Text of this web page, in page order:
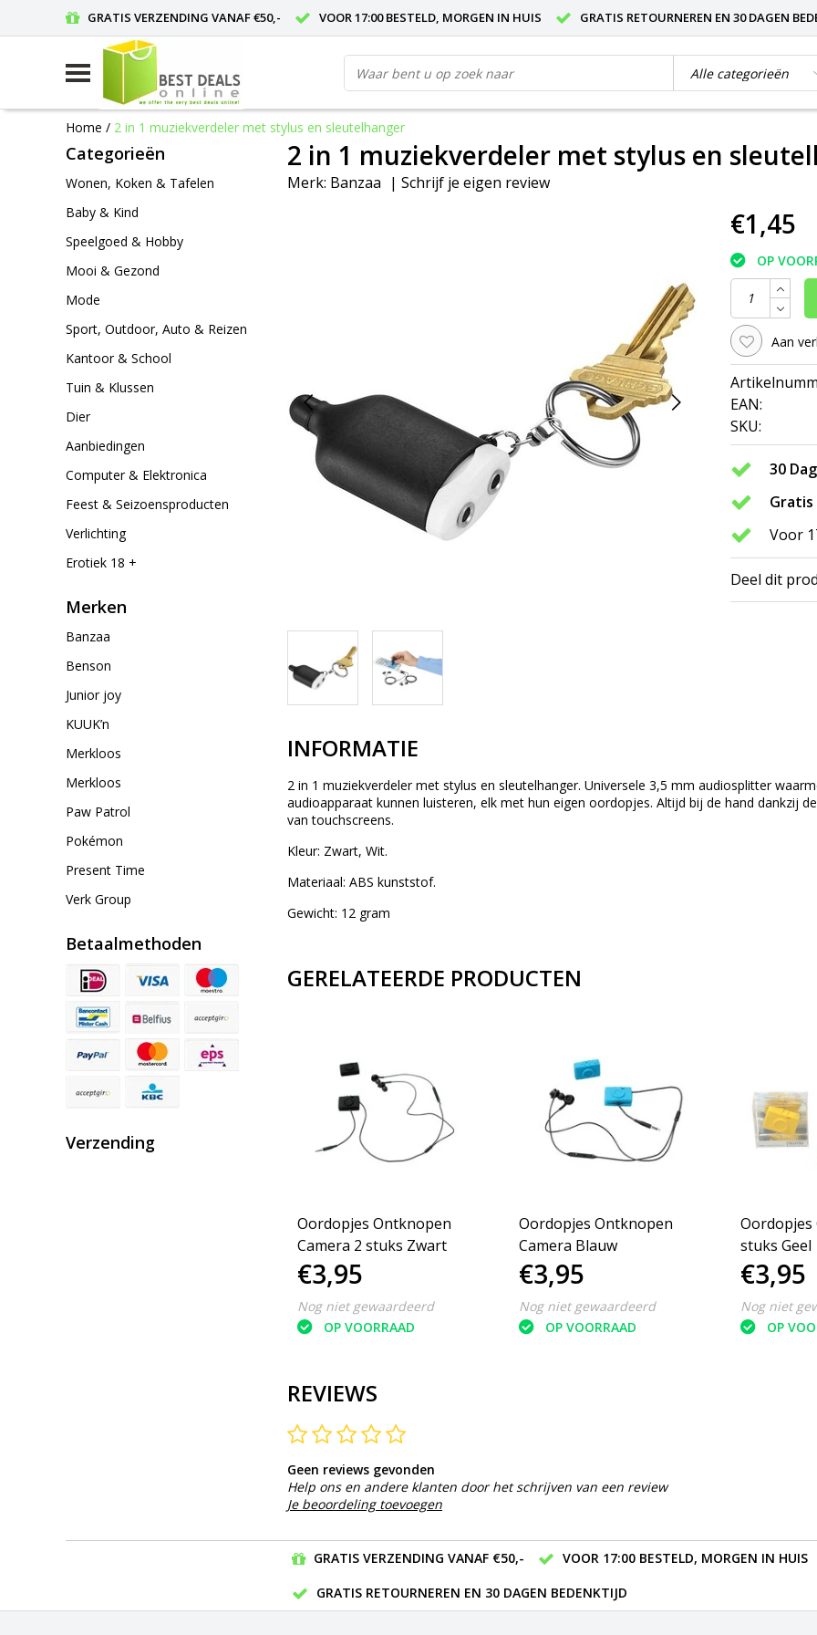
GRATIS VERZENDING VANAF €50,- VOOR 17:00 BESTELD, MORGEN IN HUIS GRATIS RETOURNEREN EN 30 DAGEN
Home / 2 in 1 muziekverdeler met stylus en sleutelhanger
Categorieën
Wonen, Koken & Tafelen
Baby & Kind
Speelgoed & Hobby
Mooi & Gezond
Mode
Sport, Outdoor, Auto & Reizen
Kantoor & School
Tuin & Klussen
Dier
Aanbiedingen
Computer & Elektronica
Feest & Seizoensproducten
Verlichting
Erotiek 18 +
Merken
Banzaa
Benson
Junior joy
KUUK’n
Merkloos
Merkloos
Paw Patrol
Pokémon
Present Time
Verk Group
Betaalmethoden
Verzending
2 in 1 muziekverdeler met stylus en
Merk: Banzaa | Schrijf je eigen review
€1,45
OP
Aan
EAN:
SKU:
30
Gratis
Voor
Deel dit
INFORMATIE
2 in 1 muziekverdeler met stylus en sleutelhanger. Universele 3,5 mm audiosplitter
audioapparaat kunnen luisteren, elk met hun eigen oordopjes. Altijd bij de hand dankzij
van touchscreens.
Kleur: Zwart, Wit.
Materiaal: ABS kunststof.
Gewicht: 12 gram
GERELATEERDE PRODUCTEN
Oordopjes Ontknopen
Camera 2 stuks Zwart
€3,95
Nog niet gewaardeerd
OP VOORRAAD
Oordopjes Ontknopen
Camera Blauw
€3,95
Nog niet gewaardeerd
OP VOORRAAD
stuks Geel
€3,95
Nog niet
OP
REVIEWS
Geen reviews gevonden
Help ons en andere klanten door het schrijven van een review
Je beoordeling toevoegen
GRATIS VERZENDING VANAF €50,-
VOOR 17:00 BESTELD, MORGEN IN HUIS
GRATIS RETOURNEREN EN 30 DAGEN BEDENKTIJD